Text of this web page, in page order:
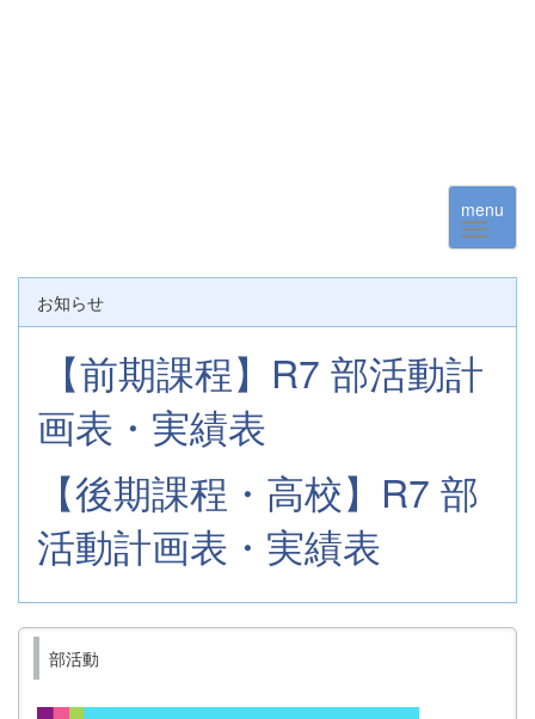
menu
お知らせ
【前期課程】R7 部活動計
画表・実績表
【後期課程・高校】R7 部
活動計画表・実績表
部活動